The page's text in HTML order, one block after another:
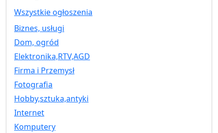
Wszystkie ogłoszenia
Biznes, usługi
Dom, ogród
Elektronika,RTV,AGD
Firma i Przemysł
Fotografia
Hobby,sztuka,antyki
Internet
Komputery